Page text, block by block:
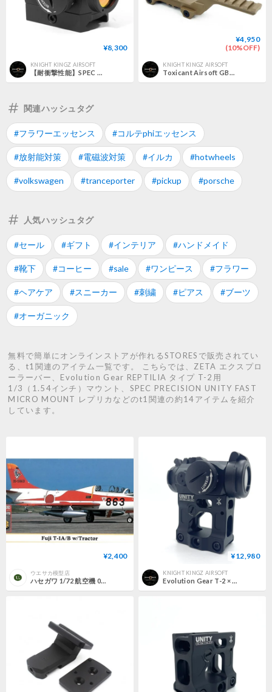
¥8,300
KNIGHT KINGZ AIRSOFT
¥4,950
(10%OFF)
KNIGHT KINGZ AIRSOFT
関連ハッシュタグ
#フラワーエッセンス #コルテphiエッセンス
#放射能対策 #電磁波対策 #イルカ #hotwheels
#volkswagen #tranceporter #pickup #porsche
人気ハッシュタグ
#セール #ギフト #インテリア #ハンドメイド
#靴下 #コーヒー #sale #ワンピース #フラワー
#ヘアケア #スニーカー #刺繍 #ピアス #ブーツ
#オーガニック
無料で簡単にオンラインストアが作れるSTORESで販売されてい
る、t1関連のアイテム一覧です。 こちらでは、ZETA エクスプロ
ーラーバー、Evolution Gear REPTILIA タイプ T-2用
1/3（1.54インチ）マウント、SPEC PRECISION UNITY FAST
MICRO MOUNT レプリカなどのt1関連の約14アイテムを紹介
しています。
¥2,400
ウエサカ模型店
ハセガワ 1/72 航空機 02364 富士 T-1A/B w/ 牽引車
¥12,980
KNIGHT KINGZ AIRSOFT
Evolution Gear T-2 × SPEC PRECISION UNITY FAST MICRO MOUNT仕様 レプリカ